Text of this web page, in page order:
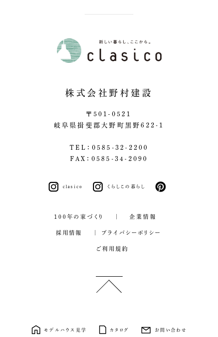
モデルハウス見学 カタログ お問い合わせ
株式会社野村建設
〒501-0521
岐阜県揖斐郡大野町黒野622-1
TEL：0585-32-2200
FAX：0585-34-2090
clasico くらしこの暮らし
100年の家づくり 企業情報
採用情報 プライバシーポリシー
ご利用規約